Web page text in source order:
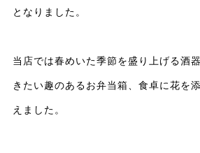
となりました。
当店では春めいた季節を盛り上げる酒
きたい趣のあるお弁当箱、食卓に花を
えました。